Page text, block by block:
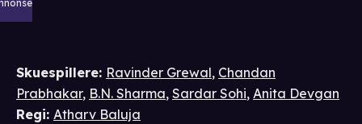
Skuespillere: Ravinder Grewal, Chandan
Prabhakar, B.N. Sharma, Sardar Sohi, Anita Devgan
Regi: Atharv Baluja